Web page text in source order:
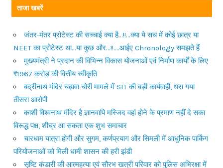
ताजा खबरें
जंतर-मंतर प्रोटेस्ट की सच्चाई क्या है…!!…क्या ये सच में कोई छात्र या
NEET का प्रोटेस्ट था…या कुछ और…!!….आईए Chronology समझते हैं
मुख्यमंत्री ने प्रदान की विभिन्न विकास योजनाओं एवं निर्माण कार्यों के लिए
₹1967 करोड़ की वित्तीय स्वीकृति
बद्रीनाथ मंदिर चढ़ावा चोरी मामले में SIT की बड़ी कार्यवाही, धरा गया
तीसरा आरोपी
काशी विश्वनाथ मंदिर है ज्ञानवापि मस्जिद वहां होने के प्रमाण नहीं दे सका
विरूद्ध पक्ष, शीघ्र आ सकता एक शुभ समाचार
चारधाम यात्रा होगी और सुगम, कर्णप्रयाग और सिमली में आधुनिक पार्किंग
परियोजनाओं को मिली धामी शासन की हरी झंडी
सृष्टि कंडारी की आत्महत्या एवं सौरभ खत्री परिवार को पुलिस अभिरक्षा में